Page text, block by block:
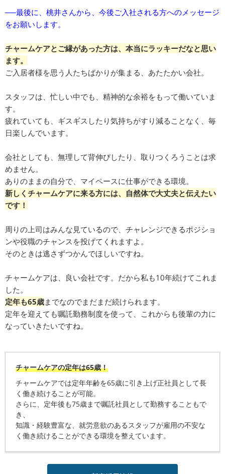
──最後に、桃井さんから、今後ご入社される方へのメッセージ
をお願いします。
チャームケアとご縁があった方は、本当にラッキーだなと思い
ます。
ご入居者様を思う人たちばかりが集まる、あたたかい会社。
スタッフは、忙しい中でも、精神的な余裕をもって働いていま
す。
疲れていても、ギスギスしたり気持ちがすり減ることなく、毎
日楽しんでいます。
会社としても、無理して背伸びしたり、取りつくろうことは求
めません。
ありのままの自分で、マイペースに仕事ができる環境。
新しくチャームケアに来る方には、自然体で大丈夫と伝えたい
です！
周りの上司はみんな見ているので、チャレンジできるポジショ
ンや役職のチャンスを投げてくれますよ。
そのときは逃さずつかんでほしいですね。
チャームケアは、良い会社です。だから私も10年続けてこれま
した。
定年も65歳までなのでまだまだ続けられます。
定年を迎えても嘱託勤務制度を使って、これからも後輩の力に
なっていきたいですね。
チャームケアの定年は65歳！
チャームケアでは定年年齢を65歳に引き上げ正社員として長
く働き続けることが可能。
さらに、定年後も75歳まで嘱託社員として勤務することもで
き、
知識・経験豊富な、就労意欲のあるスタッフが雇用の不安な
く働き続けることができる環境を整えています。